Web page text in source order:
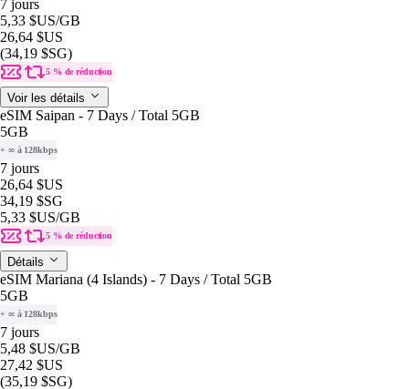
7 jours
5,33 $US/GB
26,64 $US
(34,19 $SG)
5 % de réduction
Voir les détails
eSIM Saipan - 7 Days / Total 5GB
5GB
+ ∞ à 128kbps
7 jours
26,64 $US
34,19 $SG
5,33 $US/GB
5 % de réduction
Détails
eSIM Mariana (4 Islands) - 7 Days / Total 5GB
5GB
+ ∞ à 128kbps
7 jours
5,48 $US/GB
27,42 $US
(35,19 $SG)